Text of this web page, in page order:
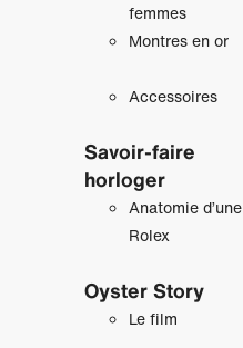
femmes
Montres en or
Accessoires
Savoir‑faire
horloger
Anatomie d’une
Rolex
Oyster Story
Le film